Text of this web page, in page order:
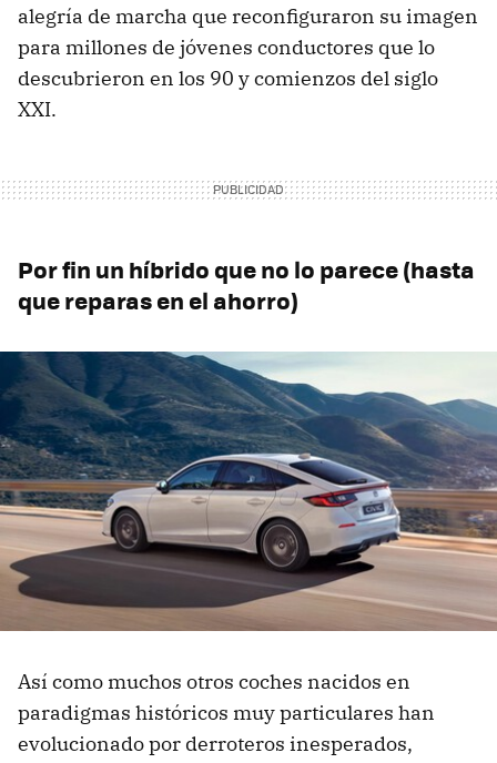
alegría de marcha que reconfiguraron su imagen
para millones de jóvenes conductores que lo
descubrieron en los 90 y comienzos del siglo
XXI.
Por fin un híbrido que no lo parece (hasta
que reparas en el ahorro)
Así como muchos otros coches nacidos en
paradigmas históricos muy particulares han
evolucionado por derroteros inesperados,